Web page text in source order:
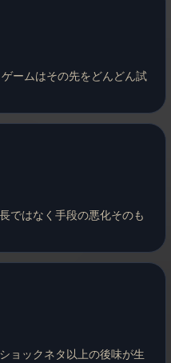
ームはその先をどんどん試
ではなく手段の悪化そのも
ョックネタ以上の後味が生